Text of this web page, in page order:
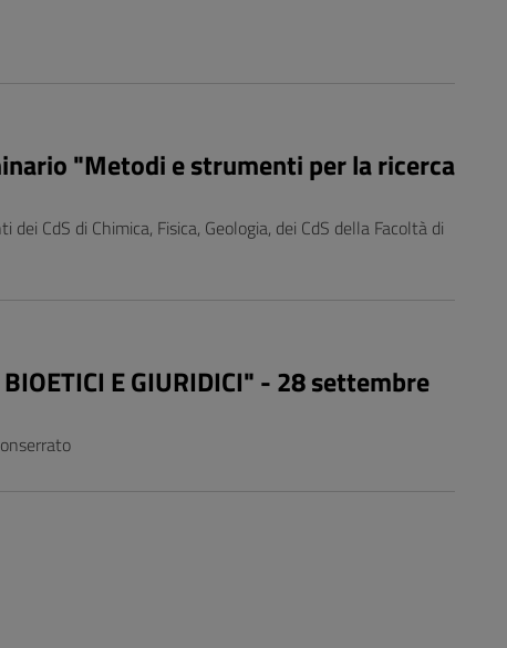
"Metodi e strumenti per la ricerca
CdS di Chimica, Fisica, Geologia, dei CdS della Facoltà di
E GIURIDICI" - 28 settembre